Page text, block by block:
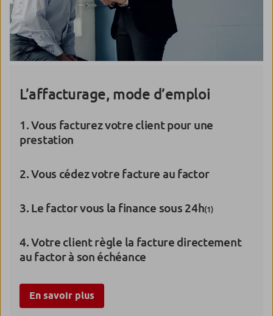
L’affacturage, mode d’emploi
1. Vous facturez votre client pour une
prestation
2. Vous cédez votre facture au factor
3. Le factor vous la finance sous 24h(1)
4. Votre client règle la facture directement
au factor à son échéance
En savoir plus